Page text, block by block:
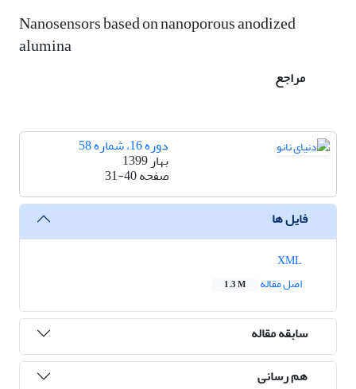
Nanosensors based on nanoporous anodized
alumina
مراجع
دوره 16، شماره 58
بهار 1399
صفحه31-40
فایل ها
اصل مقاله
1.3 M
سابقه مقاله
هم رسانی